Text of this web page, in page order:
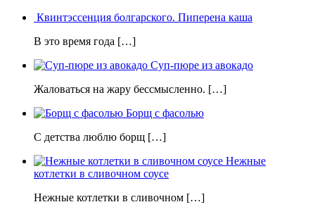
Квинтэссенция болгарского. Пиперена каша
В это время года […]
Суп-пюре из авокадо
Жаловаться на жару бессмысленно. […]
Борщ с фасолью
С детства люблю борщ […]
Нежные
котлетки в сливочном соусе
Нежные котлетки в сливочном […]